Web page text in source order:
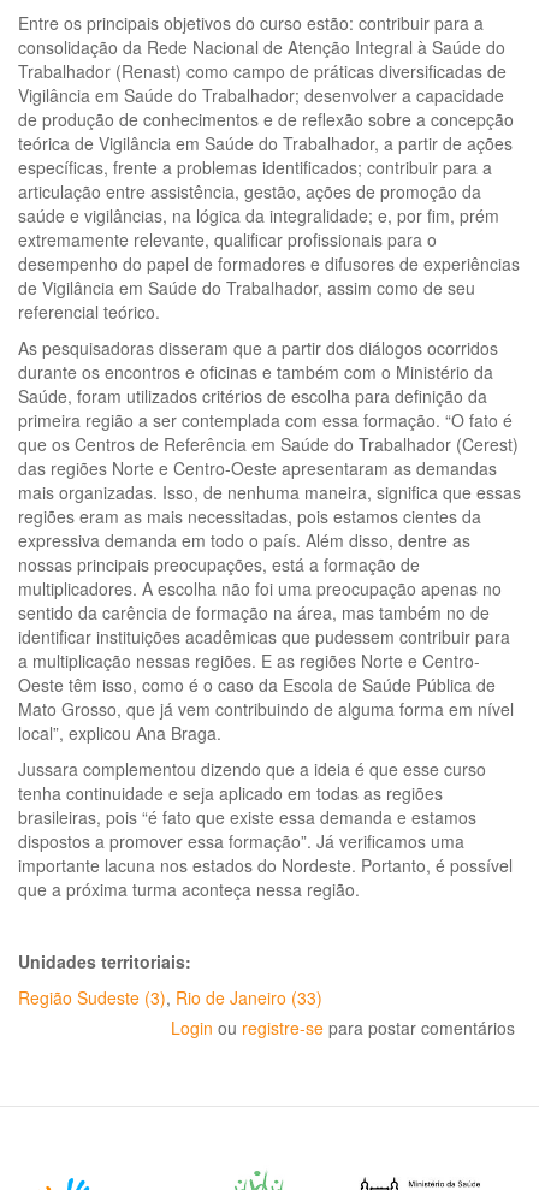
Entre os principais objetivos do curso estão: contribuir para a
consolidação da Rede Nacional de Atenção Integral à Saúde do
Trabalhador (Renast) como campo de práticas diversificadas de
Vigilância em Saúde do Trabalhador; desenvolver a capacidade
de produção de conhecimentos e de reflexão sobre a concepção
teórica de Vigilância em Saúde do Trabalhador, a partir de ações
específicas, frente a problemas identificados; contribuir para a
articulação entre assistência, gestão, ações de promoção da
saúde e vigilâncias, na lógica da integralidade; e, por fim, prém
extremamente relevante, qualificar profissionais para o
desempenho do papel de formadores e difusores de experiências
de Vigilância em Saúde do Trabalhador, assim como de seu
referencial teórico.
As pesquisadoras disseram que a partir dos diálogos ocorridos
durante os encontros e oficinas e também com o Ministério da
Saúde, foram utilizados critérios de escolha para definição da
primeira região a ser contemplada com essa formação. “O fato é
que os Centros de Referência em Saúde do Trabalhador (Cerest)
das regiões Norte e Centro-Oeste apresentaram as demandas
mais organizadas. Isso, de nenhuma maneira, significa que essas
regiões eram as mais necessitadas, pois estamos cientes da
expressiva demanda em todo o país. Além disso, dentre as
nossas principais preocupações, está a formação de
multiplicadores. A escolha não foi uma preocupação apenas no
sentido da carência de formação na área, mas também no de
identificar instituições acadêmicas que pudessem contribuir para
a multiplicação nessas regiões. E as regiões Norte e Centro-
Oeste têm isso, como é o caso da Escola de Saúde Pública de
Mato Grosso, que já vem contribuindo de alguma forma em nível
local”, explicou Ana Braga.
Jussara complementou dizendo que a ideia é que esse curso
tenha continuidade e seja aplicado em todas as regiões
brasileiras, pois “é fato que existe essa demanda e estamos
dispostos a promover essa formação”. Já verificamos uma
importante lacuna nos estados do Nordeste. Portanto, é possível
que a próxima turma aconteça nessa região.
Unidades territoriais:
Região Sudeste (3), Rio de Janeiro (33)
Login ou registre-se para postar comentários